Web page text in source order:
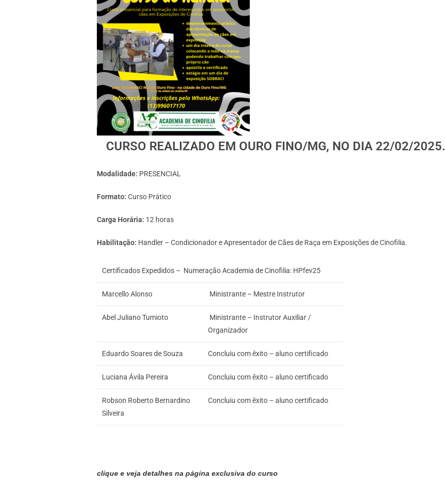
CURSO REALIZADO EM OURO FINO/MG, NO DIA 22/02/2025.
Modalidade: PRESENCIAL
Formato: Curso Prático
Carga Horária: 12 horas
Habilitação: Handler – Condicionador e Apresentador de Cães de Raça em Exposições de Cinofilia.
Certificados Expedidos – Numeração Academia de Cinofilia: HPfev25
Marcello Alonso Ministrante – Mestre Instrutor
Abel Juliano Tumioto
Ministrante – Instrutor Auxiliar /
Organizador
Eduardo Soares de Souza Concluiu com êxito – aluno certificado
Luciana Ávila Pereira Concluiu com êxito – aluno certificado
Robson Roberto Bernardino
Silveira
Concluiu com êxito – aluno certificado
clique e veja detalhes na página exclusiva do curso